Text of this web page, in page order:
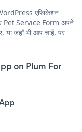
एप्लिकेशन
Pet Service Form अपने
या जहाँ भी आप चाहें, पर
on Plum For